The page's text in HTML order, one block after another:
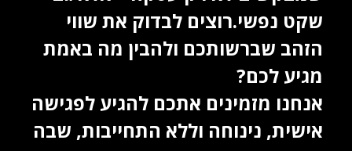
שקט נפשי.רוצים לבדוק את שווי
הזהב שברשותכם ולהבין מה באמת
מגיע לכם?
אנחנו מזמינים אתכם להגיע לפגישה
אישית, נינוחה וללא התחייבות, שבה